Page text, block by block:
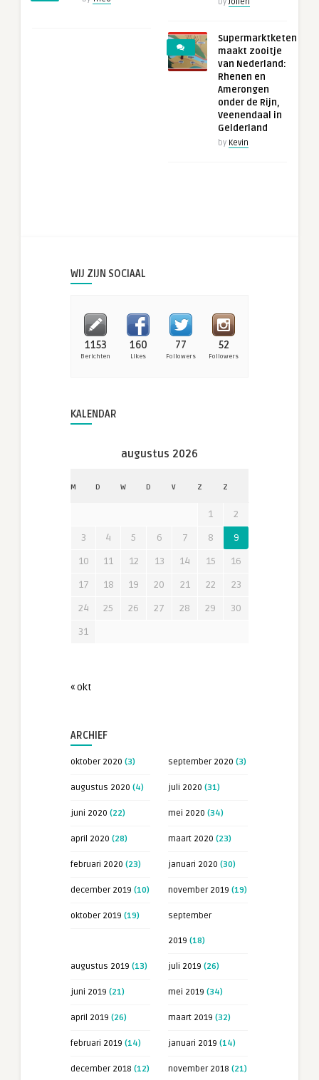
byJolien
Supermarktketen
maakt zooitje
van Nederland:
Rhenen en
Amerongen
onder de Rijn,
Veenendaal in
Gelderland
by Kevin
WIJ ZIJN SOCIAAL
1153
Berichten
160
Likes
77
Followers
52
Followers
KALENDAR
augustus 2026
M D W D V Z Z
1
2
3
4 5 6 7 8
9
10
11 12 13 14 15
16
17
18 19 20 21 22
23
24
25 26 27 28 29
30
31
« okt
ARCHIEF
oktober 2020 (3) september 2020 (3)
augustus 2020 (4) juli 2020 (31)
juni 2020 (22) mei 2020 (34)
april 2020 (28) maart 2020 (23)
februari 2020 (23) januari 2020 (30)
december 2019 (10) november 2019 (19)
oktober 2019 (19) september
2019 (18)
augustus 2019 (13) juli 2019 (26)
juni 2019 (21) mei 2019 (34)
april 2019 (26) maart 2019 (32)
februari 2019 (14) januari 2019 (14)
december 2018 (12) november 2018 (21)